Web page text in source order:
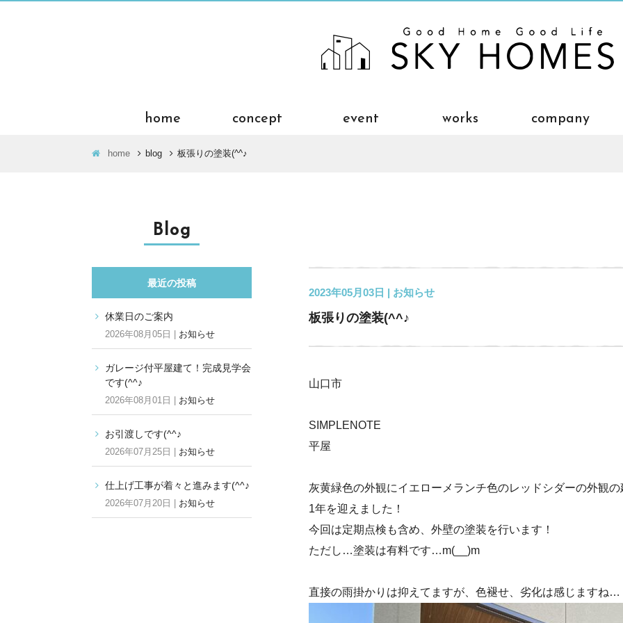
home concept event works company
home blog 板張りの塗装(^^♪
2023年05月03日 | お知らせ
板張りの塗装(^^♪
山口市
SIMPLENOTE
平屋
灰黄緑色の外観にイエローメランチ色のレッドシダーの外観の
1年を迎えました！
今回は定期点検も含め、外壁の塗装を行います！
ただし…塗装は有料です…m(__)m
直接の雨掛かりは抑えてますが、色褪せ、劣化は感じますね…
Blog
最近の投稿
休業日のご案内
2026年08月05日 | お知らせ
ガレージ付平屋建て！完成見学会
です(^^♪
2026年08月01日 | お知らせ
お引渡しです(^^♪
2026年07月25日 | お知らせ
仕上げ工事が着々と進みます(^^♪
2026年07月20日 | お知らせ